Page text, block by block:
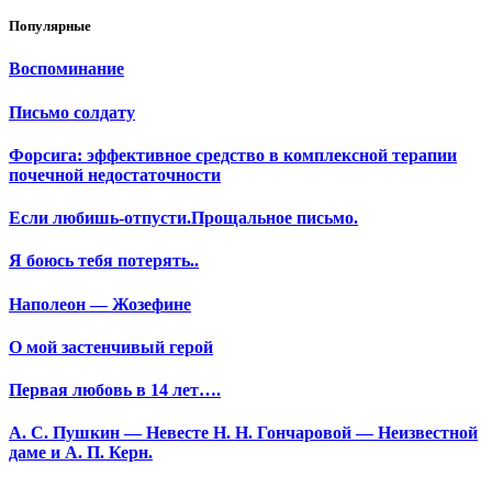
Популярные
Воспоминание
Письмо солдату
Форсига: эффективное средство в комплексной терапии
почечной недостаточности
Если любишь-отпусти.Прощальное письмо.
Я боюсь тебя потерять..
Наполеон — Жозефине
О мой застенчивый герой
Первая любовь в 14 лет….
А. С. Пушкин — Невесте Н. Н. Гончаровой — Неизвестной
даме и А. П. Керн.